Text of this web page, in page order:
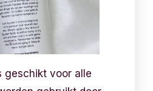
geschikt voor alle